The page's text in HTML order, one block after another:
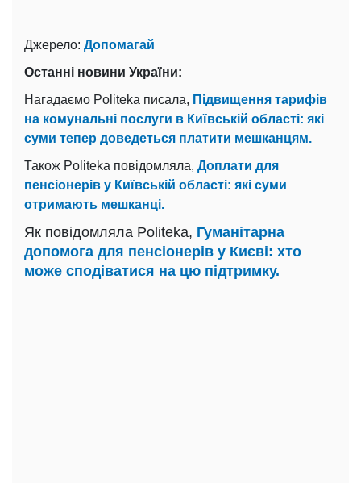
Джерело: Допомагай
Останні новини України:
Нагадаємо Politeka писала, Підвищення тарифів
на комунальні послуги в Київській області: які
суми тепер доведеться платити мешканцям.
Також Politeka повідомляла, Доплати для
пенсіонерів у Київській області: які суми
отримають мешканці.
Як повідомляла Politeka, Гуманітарна
допомога для пенсіонерів у Києві: хто
може сподіватися на цю підтримку.